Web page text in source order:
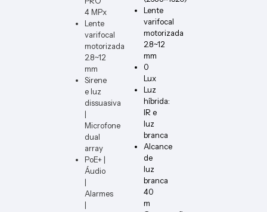
4 MPx
Lente
varifocal
motorizada
2.8~12
mm
Sirene
e luz
dissuasiva
|
Microfone
dual
array
PoE+ |
Áudio
|
Alarmes
|
Lente
varifocal
motorizada
2.8~12
mm
0
Lux
Luz
híbrida:
IR e
luz
branca
Alcance
de
luz
branca
40
m